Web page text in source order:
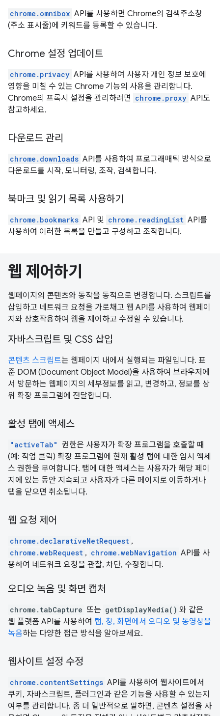
chrome.omnibox API를 사용하면 Chrome의 검색주소창
(주소 표시줄)에 키워드를 등록할 수 있습니다.
Chrome 설정 업데이트
chrome.privacy API를 사용하여 사용자 개인 정보 보호에
영향을 미칠 수 있는 Chrome 기능의 사용을 관리합니다.
Chrome의 프록시 설정을 관리하려면 chrome.proxy API도
참고하세요.
다운로드 관리
chrome.downloads API를 사용하여 프로그래매틱 방식으로
다운로드를 시작, 모니터링, 조작, 검색합니다.
북마크 및 읽기 목록 사용하기
chrome.bookmarks API 및 chrome.readingList API를
사용하여 이러한 목록을 만들고 구성하고 조작합니다.
웹 제어하기
웹페이지의 콘텐츠와 동작을 동적으로 변경합니다. 스크립트를
삽입하고 네트워크 요청을 가로채고 웹 API를 사용하여 웹페이
지와 상호작용하여 웹을 제어하고 수정할 수 있습니다.
자바스크립트 및 CSS 삽입
콘텐츠 스크립트는 웹페이지 내에서 실행되는 파일입니다. 표
준 DOM (Document Object Model)을 사용하여 브라우저에
서 방문하는 웹페이지의 세부정보를 읽고, 변경하고, 정보를 상
위 확장 프로그램에 전달합니다.
활성 탭에 액세스
"activeTab" 권한은 사용자가 확장 프로그램을 호출할 때
(예: 작업 클릭) 확장 프로그램에 현재 활성 탭에 대한 임시 액세
스 권한을 부여합니다. 탭에 대한 액세스는 사용자가 해당 페이
지에 있는 동안 지속되고 사용자가 다른 페이지로 이동하거나
탭을 닫으면 취소됩니다.
웹 요청 제어
chrome.declarativeNetRequest ,
chrome.webRequest , chrome.webNavigation API를 사
용하여 네트워크 요청을 관찰, 차단, 수정합니다.
오디오 녹음 및 화면 캡처
chrome.tabCapture 또는 getDisplayMedia() 와 같은
웹 플랫폼 API를 사용하여 탭, 창, 화면에서 오디오 및 동영상을
녹음하는 다양한 접근 방식을 알아보세요.
웹사이트 설정 수정
chrome.contentSettings API를 사용하여 웹사이트에서
쿠키, 자바스크립트, 플러그인과 같은 기능을 사용할 수 있는지
여부를 관리합니다. 좀 더 일반적으로 말하면, 콘텐츠 설정을 사